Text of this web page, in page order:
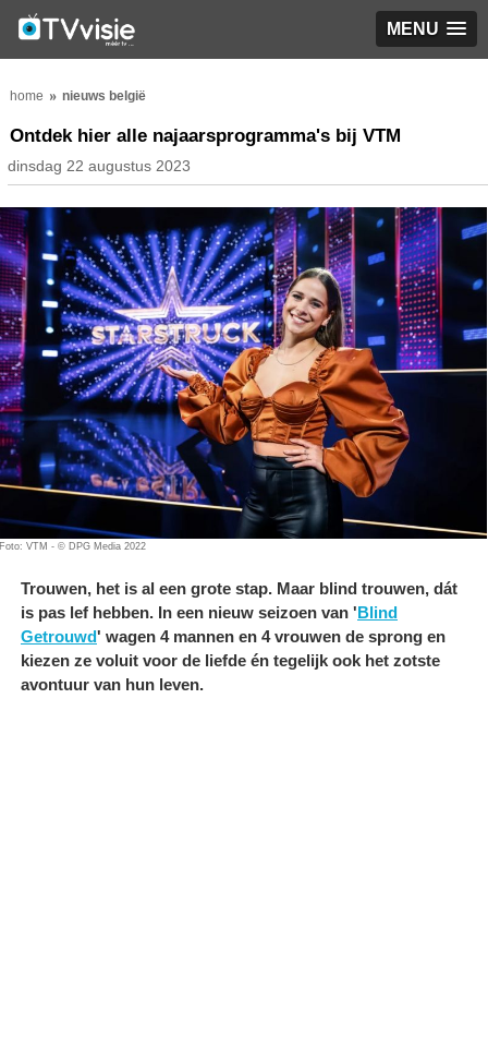
MENU
home nieuws belgië
Ontdek hier alle najaarsprogramma's bij VTM
dinsdag 22 augustus 2023
Foto: VTM - © DPG Media 2022
Trouwen, het is al een grote stap. Maar blind trouwen, dát
is pas lef hebben. In een nieuw seizoen van 'Blind
Getrouwd' wagen 4 mannen en 4 vrouwen de sprong en
kiezen ze voluit voor de liefde én tegelijk ook het zotste
avontuur van hun leven.